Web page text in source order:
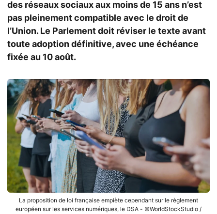
des réseaux sociaux aux moins de 15 ans n’est
pas pleinement compatible avec le droit de
l’Union. Le Parlement doit réviser le texte avant
toute adoption définitive, avec une échéance
fixée au 10 août.
La proposition de loi française empiète cependant sur le règlement
européen sur les services numériques, le DSA - ©WorldStockStudio /